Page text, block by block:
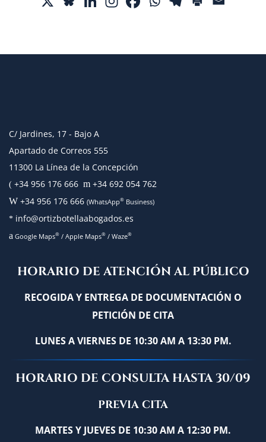
C/ Jardines, 17 - Bajo A
Apartado de Correos 555
11300 La Línea de la Concepción
( +34 956 176 666 m +34 692 054 762
W +34 956 176 666 (WhatsApp® Business)
* info@ortizbotellaabogados.es
a Google Maps® / Apple Maps® / Waze®
HORARIO DE ATENCIÓN AL PÚBLICO
RECOGIDA Y ENTREGA DE DOCUMENTACIÓN O
PETICIÓN DE CITA
LUNES A VIERNES DE 10:30 AM A 13:30 PM.
HORARIO DE CONSULTA HASTA 30/09
PREVIA CITA
MARTES Y JUEVES DE 10:30 AM A 12:30 PM.